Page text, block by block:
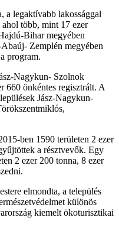
a legaktívabb lakossággal
több, mint 17 ezer
Bihar megyében
Zemplén megyében
program.
Nagykun- Szolnok
660 önkéntes regisztrált. A
Jász-Nagykun-
ben 1590 területen 2 ezer
a résztvevők. Egy
2 ezer 200 tonna, 8 ezer
elmondta, a település
különös
kiemelt ökoturisztikai